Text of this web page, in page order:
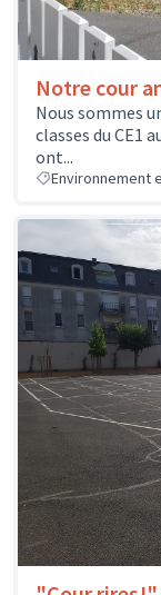
Notre cour
Nous sommes
classes du CE1
ont...
Environnement